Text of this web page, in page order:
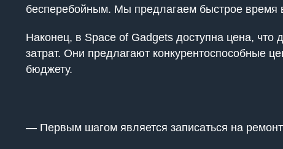
бесперебойным. Мы предлагаем быстрое время
Наконец, в Space of Gadgets доступна цена,
затрат. Они предлагают конкурентоспособные
бюджету.
— Первым шагом является записаться на